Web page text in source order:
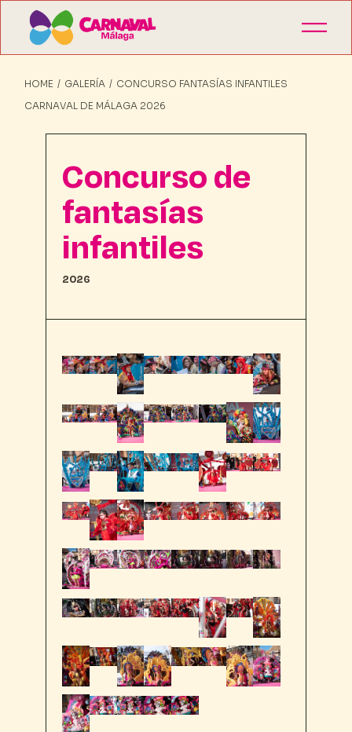
HOME GALERÍA
CONCURSO FANTASÍAS INFANTILES
CARNAVAL DE MÁLAGA 2026
Concurso de
fantasías
infantiles
2026